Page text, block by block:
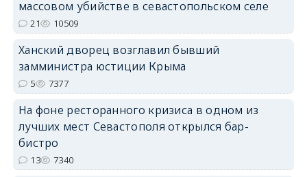
erid: 2SDnjdvhGXG
массовом убийстве в севастопольском селе
21 10509
Ханский дворец возглавил бывший
замминистра юстиции Крыма
5 7377
На фоне ресторанного кризиса в одном из
лучших мест Севастополя открылся бар-
бистро
13 7340